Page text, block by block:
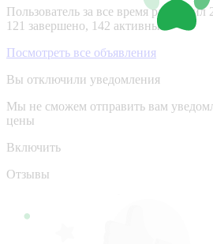
Пользователь за все время
121 завершено, 142 активные.
Посмотреть все объявления
Вы отключили уведомления
Мы не сможем отправить вам
цены
Включить
Отзывы